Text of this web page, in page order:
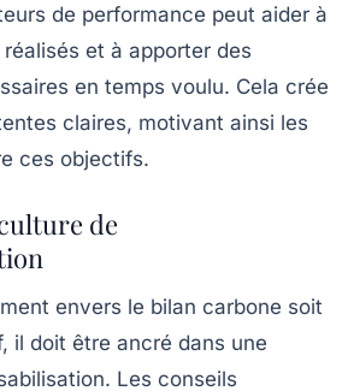
de performance peut aider à
et à apporter des
en temps voulu. Cela crée
claires, motivant ainsi les
ces objectifs.
de
envers le bilan carbone soit
il doit être ancré dans une
. Les conseils